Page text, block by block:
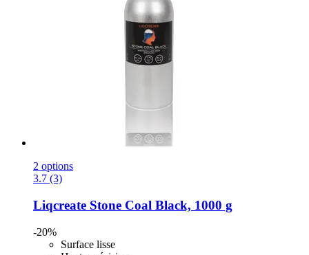
2 options
3.7 (3)
Liqcreate Stone Coal Black, 1000 g
-20%
Surface lisse